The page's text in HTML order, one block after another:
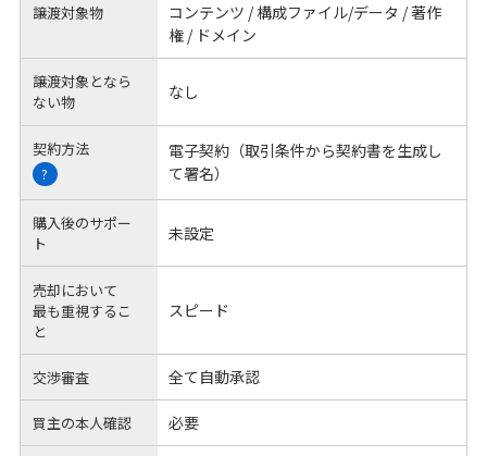
譲渡対象物
コンテンツ / 構成ファイル/データ / 著作
権 / ドメイン
譲渡対象となら
ない物
なし
契約方法
?
電子契約（取引条件から契約書を生成し
て署名）
購入後のサポー
ト
未設定
売却において
最も重視するこ
と
スピード
交渉審査 全て自動承認
買主の本人確認 必要